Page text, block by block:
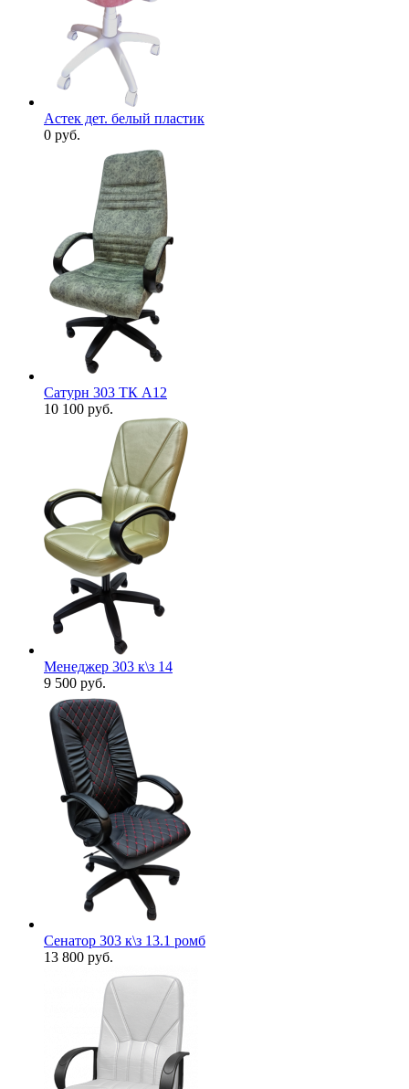
Астек дет. белый пластик
0 руб.
Сатурн 303 ТК А12
10 100 руб.
Менеджер 303 к\з 14
9 500 руб.
Сенатор 303 к\з 13.1 ромб
13 800 руб.